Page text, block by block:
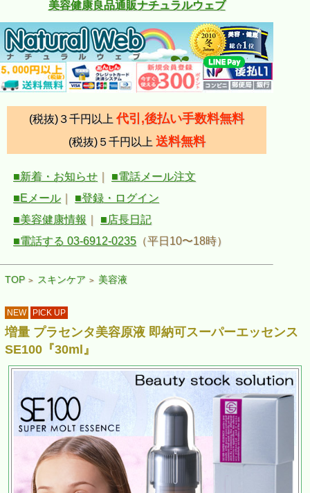
美容健康良品通販ナチュラルウェブ
(税抜)３千円以上 代引,後払い手数料無料
(税抜)５千円以上 送料無料
■新着・お知らせ
■電話メール注文
■Eメール
■登録・ログイン
■美容健康情報
■店長日記
■電話する 03-6912-0235 （平日10〜18時）
TOP > スキンケア > 美容液
NEW PICK UP
増量 プラセンタ美容原液 即納可スーパーエッセンス
SE100『30ml』